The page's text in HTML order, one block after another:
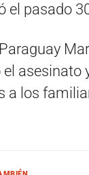
el pasado
asesinato
a los